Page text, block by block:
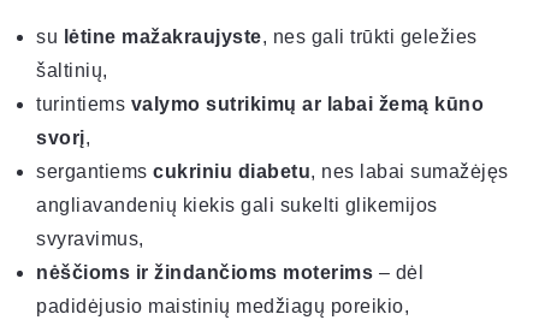
su lėtine mažakraujyste, nes gali trūkti geležies
šaltinių,
turintiems valymo sutrikimų ar labai žemą kūno
svorį,
sergantiems cukriniu diabetu, nes labai sumažėjęs
angliavandenių kiekis gali sukelti glikemijos
svyravimus,
nėščioms ir žindančioms moterims – dėl
padidėjusio maistinių medžiagų poreikio,